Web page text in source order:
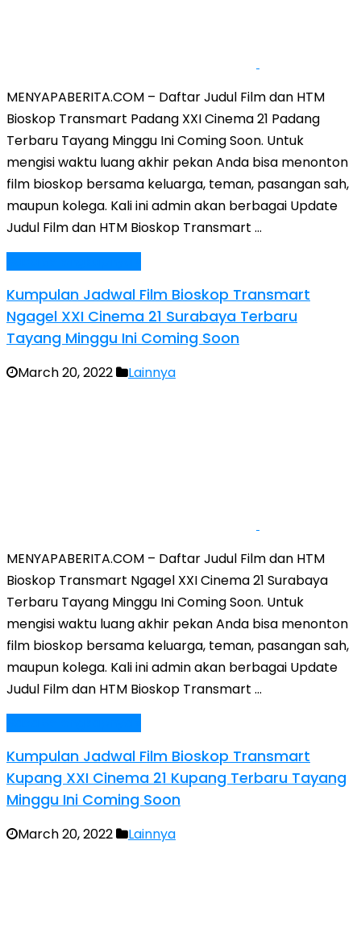
MENYAPABERITA.COM – Daftar Judul Film dan HTM
Bioskop Transmart Padang XXI Cinema 21 Padang
Terbaru Tayang Minggu Ini Coming Soon. Untuk
mengisi waktu luang akhir pekan Anda bisa menonton
film bioskop bersama keluarga, teman, pasangan sah,
maupun kolega. Kali ini admin akan berbagai Update
Judul Film dan HTM Bioskop Transmart …
Kumpulan Jadwal Film Bioskop Transmart
Ngagel XXI Cinema 21 Surabaya Terbaru
Tayang Minggu Ini Coming Soon
March 20, 2022 Lainnya
MENYAPABERITA.COM – Daftar Judul Film dan HTM
Bioskop Transmart Ngagel XXI Cinema 21 Surabaya
Terbaru Tayang Minggu Ini Coming Soon. Untuk
mengisi waktu luang akhir pekan Anda bisa menonton
film bioskop bersama keluarga, teman, pasangan sah,
maupun kolega. Kali ini admin akan berbagai Update
Judul Film dan HTM Bioskop Transmart …
Kumpulan Jadwal Film Bioskop Transmart
Kupang XXI Cinema 21 Kupang Terbaru Tayang
Minggu Ini Coming Soon
March 20, 2022 Lainnya